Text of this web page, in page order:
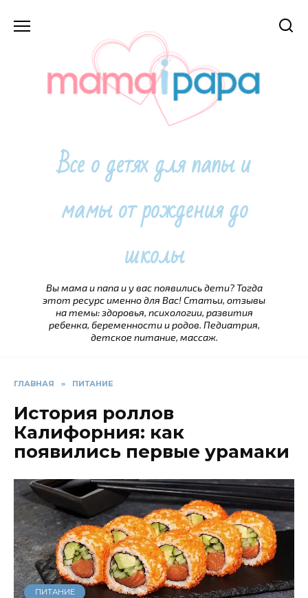
Все о детях для папы и
мамы от рождения до
школы
Вы мама и папа и у вас появились дети? Тогда
этот ресурс именно для Вас! Статьи, отзывы
на темы: здоровья, психологии, развития
ребенка, беременности и родов. Педиатрия,
детское питание, массаж.
ГЛАВНАЯ » ПИТАНИЕ
История роллов
Калифорния: как
появились первые урамаки
ПИТАНИЕ